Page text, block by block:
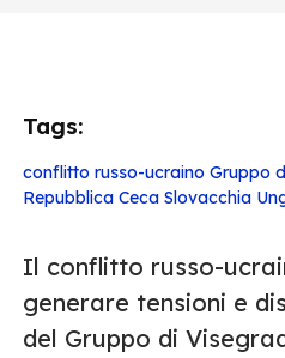
Tags:
conflitto russo-ucraino Gruppo
Repubblica Ceca Slovacchia
Il conflitto russo-
generare tensioni e
del Gruppo di